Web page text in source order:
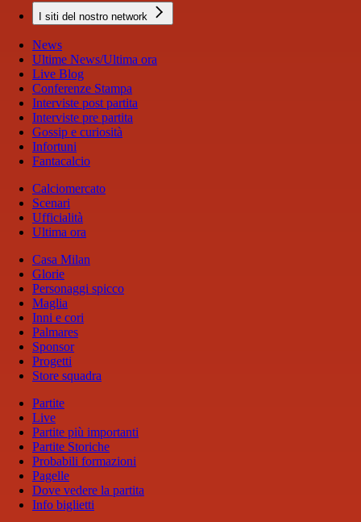
I siti del nostro network
News
Ultime News/Ultima ora
Live Blog
Conferenze Stampa
Interviste post partita
Interviste pre partita
Gossip e curiosità
Infortuni
Fantacalcio
Calciomercato
Scenari
Ufficialità
Ultima ora
Casa Milan
Glorie
Personaggi spicco
Maglia
Inni e cori
Palmares
Sponsor
Progetti
Store squadra
Partite
Live
Partite più importanti
Partite Storiche
Probabili formazioni
Pagelle
Dove vedere la partita
Info biglietti